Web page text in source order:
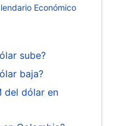
Económico
sube?
baja?
del dólar en